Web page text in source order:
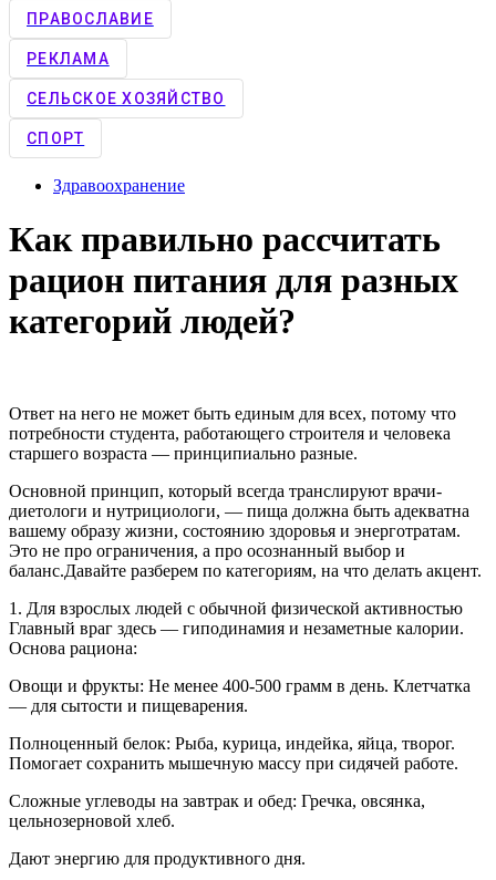
ПРАВОСЛАВИЕ
РЕКЛАМА
СЕЛЬСКОЕ ХОЗЯЙСТВО
СПОРТ
Здравоохранение
Как правильно рассчитать
рацион питания для разных
категорий людей?
Ответ на него не может быть единым для всех, потому что
потребности студента, работающего строителя и человека
старшего возраста — принципиально разные.
Основной принцип, который всегда транслируют врачи-
диетологи и нутрициологи, — пища должна быть адекватна
вашему образу жизни, состоянию здоровья и энерготратам.
Это не про ограничения, а про осознанный выбор и
баланс.Давайте разберем по категориям, на что делать акцент.
1. Для взрослых людей с обычной физической активностью
Главный враг здесь — гиподинамия и незаметные калории.
Основа рациона:
Овощи и фрукты: Не менее 400-500 грамм в день. Клетчатка
— для сытости и пищеварения.
Полноценный белок: Рыба, курица, индейка, яйца, творог.
Помогает сохранить мышечную массу при сидячей работе.
Сложные углеводы на завтрак и обед: Гречка, овсянка,
цельнозерновой хлеб.
Дают энергию для продуктивного дня.